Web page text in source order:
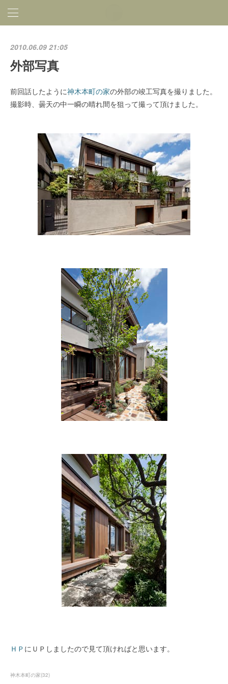
2010.06.09 21:05
外部写真
前回話したように神木本町の家の外部の竣工写真を撮りました。
撮影時、曇天の中一瞬の晴れ間を狙って撮って頂けました。
ＨＰ にＵＰしましたので見て頂ければと思います。
神木本町の家(32)